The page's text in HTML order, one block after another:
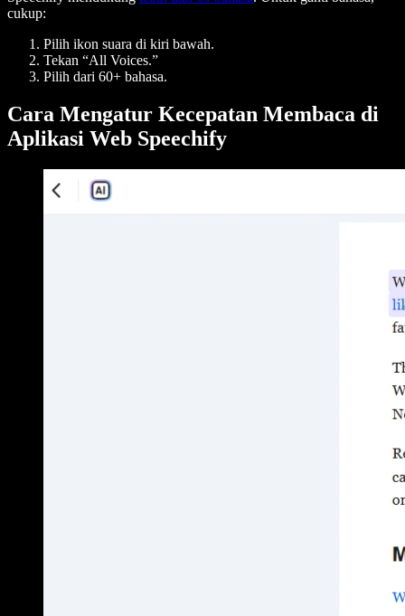
cukup:
Pilih ikon suara di kiri bawah.
Tekan “All Voices.”
Pilih dari 60+ bahasa.
Cara Mengatur Kecepatan Membaca di
Aplikasi Web Speechify